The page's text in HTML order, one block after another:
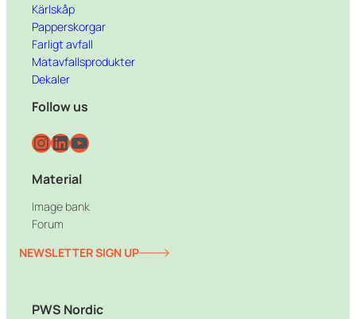
Kärlskåp
Papperskorgar
Farligt avfall
Matavfallsprodukter
Dekaler
Follow us
InstagramLinkedIn YouTube
Material
Image bank
Forum
NEWSLETTER SIGN UP
PWS Nordic